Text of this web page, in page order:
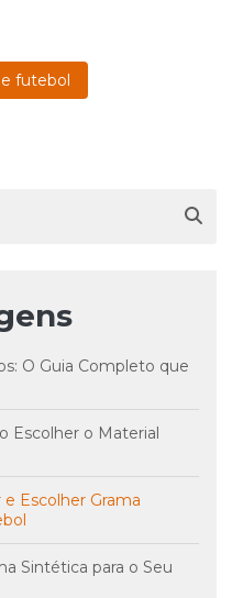
futebol
O Guia Completo que
Escolher o Material
Escolher Grama
Sintética para o Seu